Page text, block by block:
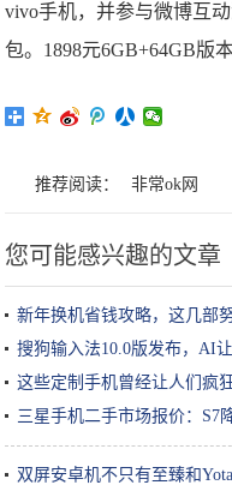
vivo手机，并参与微博互
包。1898元6GB+64GB版
推荐阅读： 非常ok网
您可能感兴趣的文章
新年换机省钱攻略，这几部
搜狗输入法10.0版发布，AI
这些定制手机曾经让人们疯
三星手机二手市场报价：S7
双屏安卓机不只有至臻和